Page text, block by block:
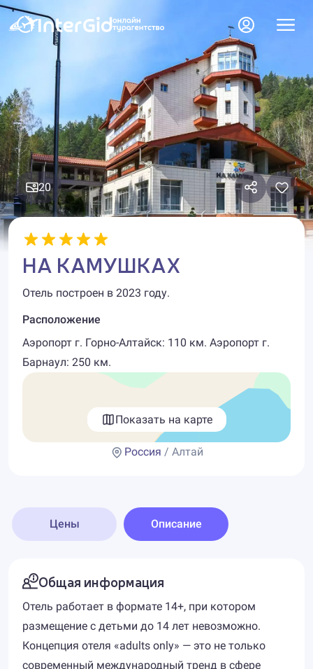
20
НА КАМУШКАХ
Отель построен в 2023 году.
Расположение
Аэропорт г. Горно-Алтайск: 110 км. Аэропорт г.
Барнаул: 250 км.
Показать на карте
Россия / Алтай
Цены Описание
Общая информация
Отель работает в формате 14+, при котором
размещение с детьми до 14 лет невозможно.
Концепция отеля «adults only» — это не только
современный международный тренд в сфере